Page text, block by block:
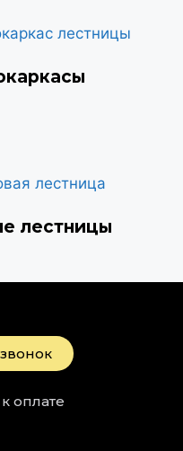
лестницы
оплате